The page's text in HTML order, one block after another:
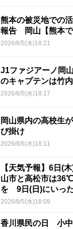
熊本の被災地での
報告 岡山【熊本で
2026/8/5(水)18:21
J1ファジアーノ岡
のキャプテンは竹
2026/8/5(水)18:17
岡山県内の高校生
び掛け
2026/8/5(水)18:11
【天気予報】6日(
山市と高松市は
を 9日(日)にいっ
くか
2026/8/5(水)18:09
香川県民の日 小